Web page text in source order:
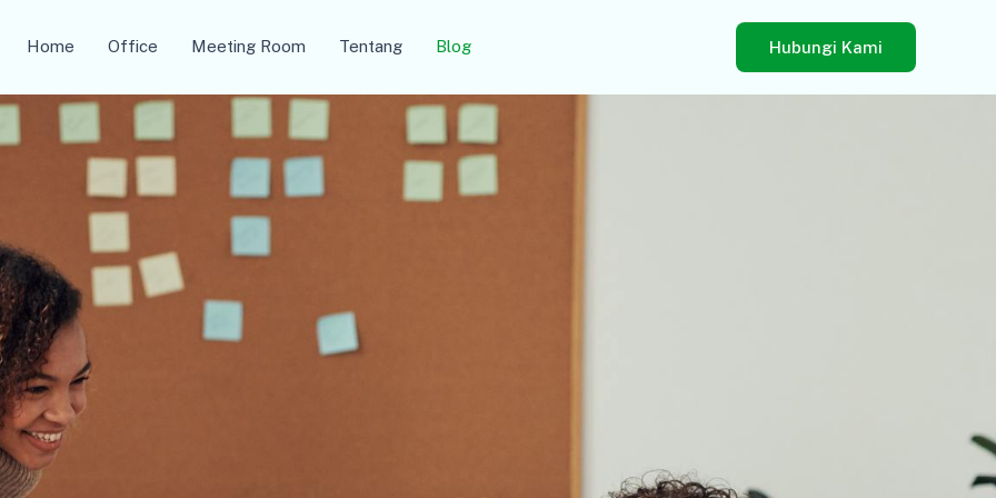
Home Office Meeting Room Tentang Blog Hubungi Kami